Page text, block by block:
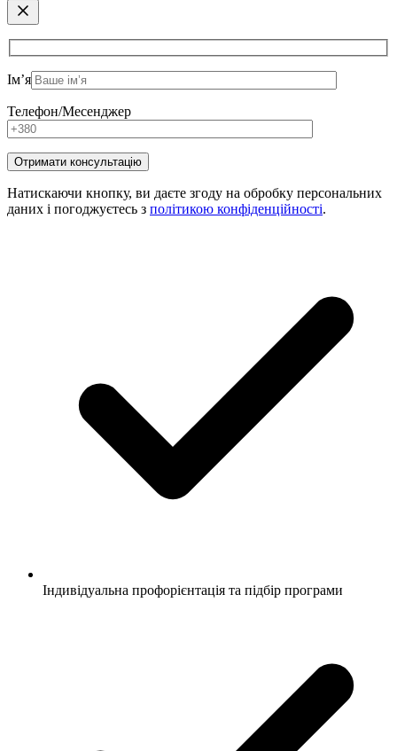
Ім’я
Телефон/Месенджер
Натискаючи кнопку, ви даєте згоду на обробку персональних
даних і погоджуєтесь з політикою конфіденційності.
Індивідуальна профорієнтація та підбір програми